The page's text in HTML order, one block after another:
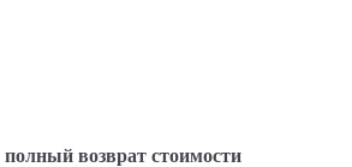
полный возврат стоимости